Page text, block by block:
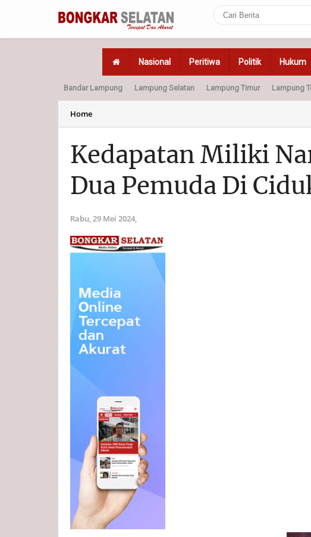
Nasional Peritiwa Politik Hukum
Home Politik Hukum
Bandar Lampung Lampung Selatan Lampung Timur Lampung
Home
Kedapatan Miliki
Dua Pemuda Di
Rabu, 29 Mei 2024,